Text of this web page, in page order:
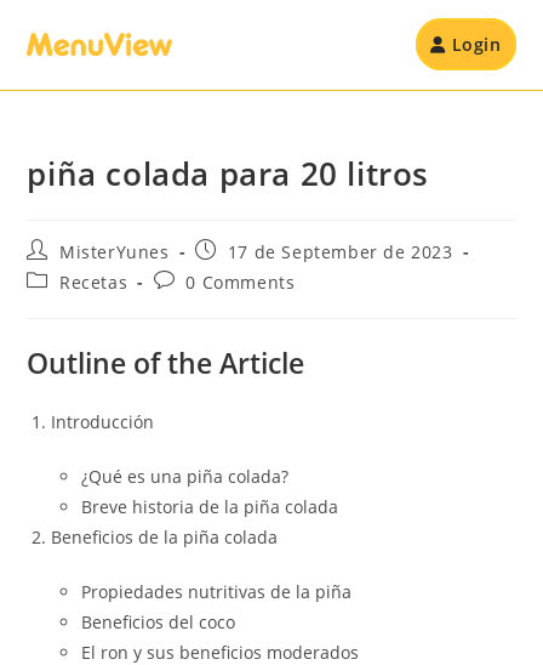
Login
piña colada para 20 litros
MisterYunes
17 de September de 2023
Recetas
0 Comments
Outline of the Article
Introducción
¿Qué es una piña colada?
Breve historia de la piña colada
Beneficios de la piña colada
Propiedades nutritivas de la piña
Beneficios del coco
El ron y sus beneficios moderados